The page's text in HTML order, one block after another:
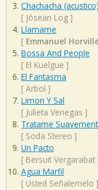
Chachacha (acustico)
[ Jósean Log ]
Llamame
[ Emmanuel
Bossa And People
[ El Kuelgue ]
El Fantasma
[ Arbol ]
Limon Y Sal
[ Julieta Venegas ]
Tratame
[ Soda Stereo ]
Un Pacto
[ Bersuit Vergarabat
Agua Marfil
[ Usted Señalemelo ]